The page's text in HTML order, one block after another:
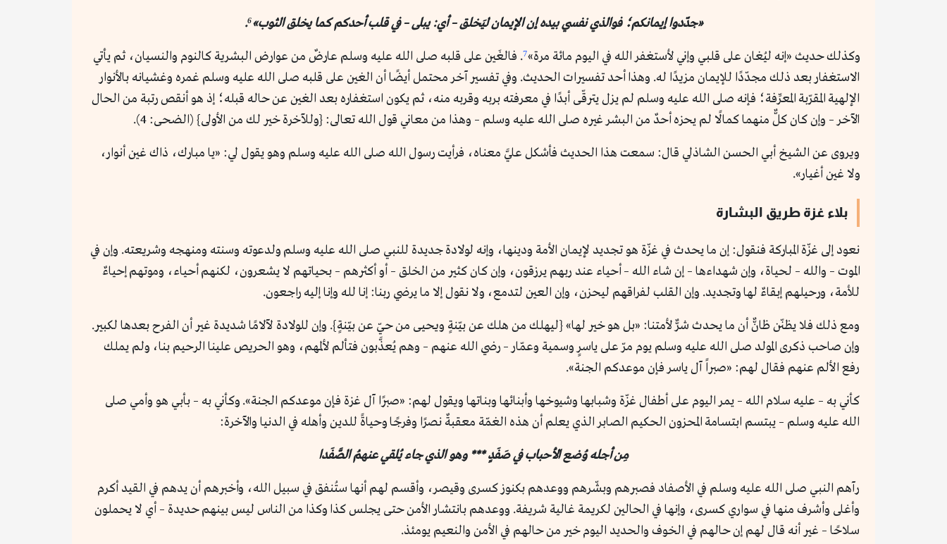
«جدّدوا إيمانكم؛ فوالذي نفسي بيده إن الإيمان ليَخلق – أي: يبلى – في قلب أحدكم كما يخلق الثوب»⁶.
وكذلك حديث «إنه ليُغان على قلبي وإني لأستغفر الله في اليوم مائة مرة»⁷. فالغَين على قلبه صلى الله عليه وسلم عارضٌ من عوارض البشرية كالنوم والنسيان، ثم يأتي
الاستغفار بعد ذلك مجدّدًا للإيمان مزيدًا له. وهذا أحد تفسيرات الحديث. وفي تفسير آخر محتمل أيضًا أن الغين على قلبه صلى الله عليه وسلم غمره وغشيانه بالأنوار
الإلهية المقرّبة المعرِّفة؛ فإنه صلى الله عليه وسلم لم يزل يترقّى أبدًا في معرفته بربه وقربه منه، ثم يكون استغفاره بعد الغين عن حاله قبله؛ إذ هو أنقص رتبة من الحال
الآخر – وإن كان كلٌّ منهما كمالًا لم يحزه أحدٌ من البشر غيره صلى الله عليه وسلم – وهذا من معاني قول الله تعالى: {وللآخرة خير لك من الأولى} (الضحى: 4).
ويروى عن الشيخ أبي الحسن الشاذلي قال: سمعت هذا الحديث فأشكل عليَّ معناه، فرأيت رسول الله صلى الله عليه وسلم وهو يقول لي: «يا مبارك، ذاك غين أنوار،
ولا غين أغيار».
بلاء غزة طريق البشارة
نعود إلى غزّة المباركة فنقول: إن ما يحدث في غزّة هو تجديد لإيمان الأمة ودينها، وإنه لولادة جديدة للنبي صلى الله عليه وسلم ولدعوته وسنته ومنهجه وشريعته. وإن في
الموت – والله – لحياة، وإن شهداءها – إن شاء الله – أحياء عند ربهم يرزقون، وإن كان كثير من الخلق – أو أكثرهم – بحياتهم لا يشعرون، لكنهم أحياء، وموتهم إحياءٌ
للأمة، ورحيلهم إبقاءٌ لها وتجديد. وإن القلب لفراقهم ليحزن، وإن العين لتدمع، ولا نقول إلا ما يرضي ربنا: إنا لله وإنا إليه راجعون.
ومع ذلك فلا يظنّن ظانٌّ أن ما يحدث شرٌّ لأمتنا: «بل هو خير لها» {ليهلك من هلك عن بيّنةٍ ويحيى من حيّ عن بيّنةٍ}. وإن للولادة لآلامًا شديدة غير أن الفرح بعدها لكبير.
وإن صاحب ذكرى المولد صلى الله عليه وسلم يوم مرّ على ياسرٍ وسمية وعمّار – رضي الله عنهم – وهم يُعذَّبون فتألم لألمهم، وهو الحريص علينا الرحيم بنا، ولم يملك
رفع الألم عنهم فقال لهم: «صبراً آل ياسر فإن موعدكم الجنة».
كأني به – عليه سلام الله – يمر اليوم على أطفال غزّة وشبابها وشيوخها وأبنائها وبناتها ويقول لهم: «صبرًا آل غزة فإن موعدكم الجنة». وكأني به – بأبي هو وأمي صلى
الله عليه وسلم – يبتسم ابتسامة المحزون الحكيم الصابر الذي يعلم أن هذه الغمّة معقبةٌ نصرًا وفرجًا وحياةً للدين وأهله في الدنيا والآخرة:
مِن أجله وُضع الأحباب في صَفَدٍ *** وهو الذي جاء يُلقي عنهمُ الصَّفَدا
رآهم النبي صلى الله عليه وسلم في الأصفاد فصبرهم وبشّرهم ووعدهم بكنوز كسرى وقيصر، وأقسم لهم أنها ستُنفق في سبيل الله، وأخبرهم أن يدهم في القيد أكرم
وأغلى وأشرف منها في سواري كسرى، وإنها في الحالين لكريمة غالية شريفة. ووعدهم بانتشار الأمن حتى يجلس كذا وكذا من الناس ليس بينهم حديدة – أي لا يحملون
سلاحًا – غير أنه قال لهم إن حالهم في الخوف والحديد اليوم خير من حالهم في الأمن والنعيم يومئذ.